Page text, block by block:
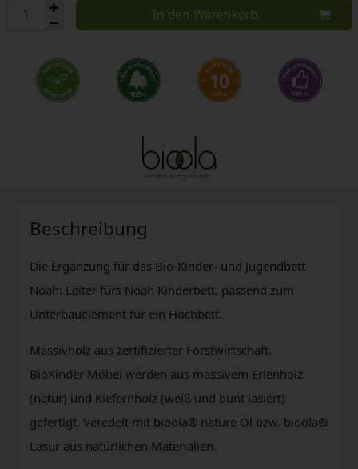
In den Warenkorb
Beschreibung
Die Ergänzung für das Bio-Kinder- und Jugendbett
Noah: Leiter fürs Noah Kinderbett, passend zum
Unterbauelement für ein Hochbett.
Massivholz aus zertifizierter Forstwirtschaft.
BioKinder Möbel werden aus massivem Erlenholz
(natur) und Kiefernholz (weiß und bunt lasiert)
gefertigt. Veredelt mit bioola® nature Öl bzw. bioola®
Lasur aus natürlichen Materialien.